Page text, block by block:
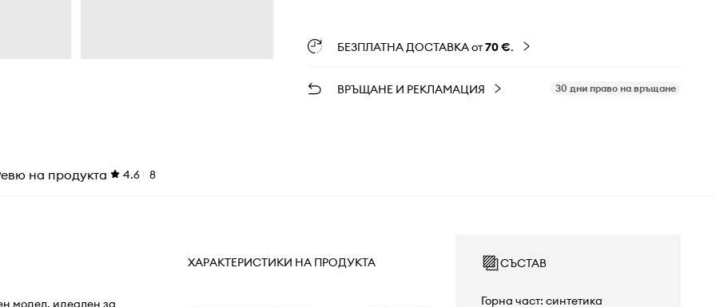
БЕЗПЛАТНА ДОСТАВКА от70 €.
ВРЪЩАНЕ И РЕКЛАМАЦИЯ 30 дни право на връщане
на продукта 4.6 8
модел, идеален за
ХАРАКТЕРИСТИКИ НА ПРОДУКТА СЪСТАВ
Горна част: синтетика